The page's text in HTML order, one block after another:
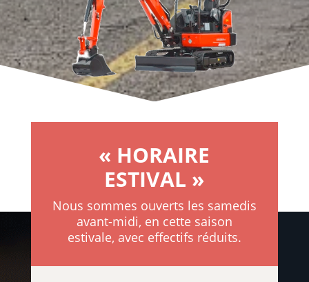
« HORAIRE
ESTIVAL »
Nous sommes ouverts les samedis
avant-midi, en cette saison
estivale, avec effectifs réduits.